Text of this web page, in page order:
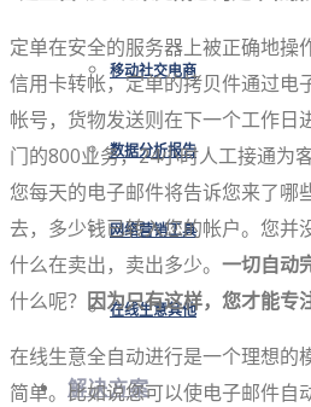
移动社交电商
数据分析报告
网络营销工具
在线生意其他
解决方案
定单在安全的服务器上被正确地操
信用卡转帐，定单的拷贝件通过电
帐号，货物发送则在下一个工作日
门的800业务，24小时人工接通为
您每天的电子邮件将告诉您来了哪
去，多少钱已转入您的帐户。您并
什么在卖出，卖出多少。 一切自动
什么呢？ 因为只有这样，您才能专
在线生意全自动进行是一个理想的
简单。比如说您可以使电子邮件自